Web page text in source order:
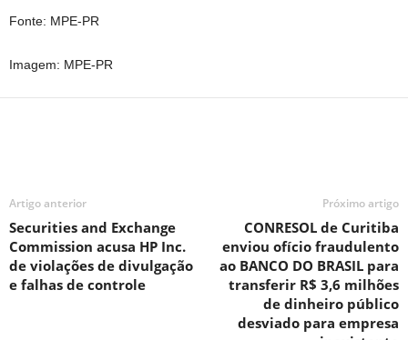
Fonte: MPE-PR
Imagem: MPE-PR
Artigo anterior
Securities and Exchange
Commission acusa HP Inc.
de violações de divulgação
e falhas de controle
Próximo artigo
CONRESOL de Curitiba
enviou ofício fraudulento
ao BANCO DO BRASIL para
transferir R$ 3,6 milhões
de dinheiro público
desviado para empresa